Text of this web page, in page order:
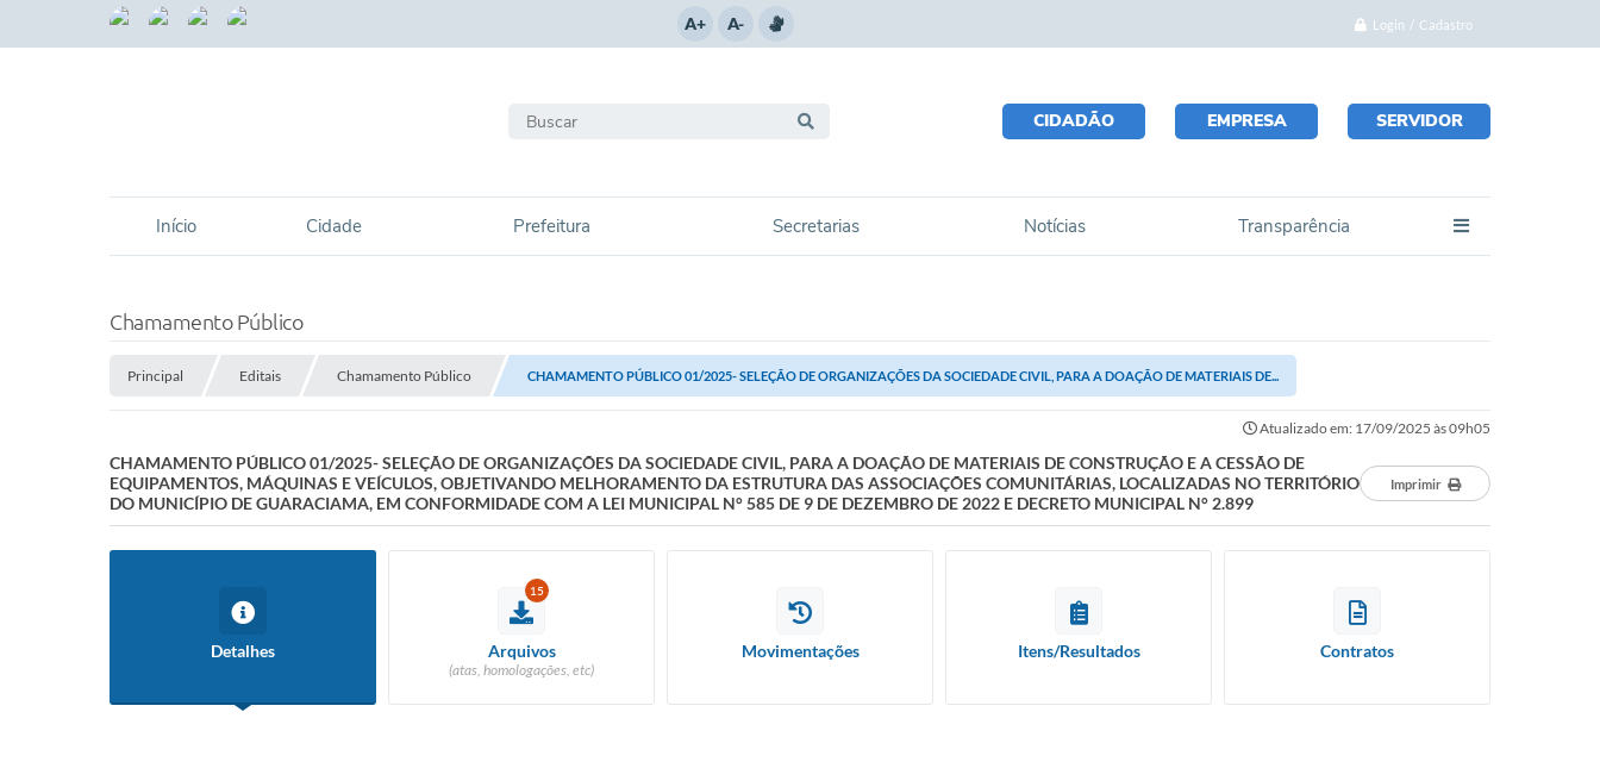
Login / Cadastro
A+ A-
CIDADÃO EMPRESA SERVIDOR
Início Cidade Prefeitura Secretarias Notícias Transparência
Chamamento Público
Principal Editais Chamamento Público CHAMAMENTO PÚBLICO 01/2025- SELEÇÃO DE ORGANIZAÇÕES DA SOCIEDADE CIVIL, PARA A DOAÇÃO DE MATERIAIS DE...
Atualizado em: 17/09/2025 às 09h05
CHAMAMENTO PÚBLICO 01/2025- SELEÇÃO DE ORGANIZAÇÕES DA SOCIEDADE CIVIL, PARA A DOAÇÃO DE MATERIAIS DE CONSTRUÇÃO E A CESSÃO DE
EQUIPAMENTOS, MÁQUINAS E VEÍCULOS, OBJETIVANDO MELHORAMENTO DA ESTRUTURA DAS ASSOCIAÇÕES COMUNITÁRIAS, LOCALIZADAS NO TERRITÓRIO
DO MUNICÍPIO DE GUARACIAMA, EM CONFORMIDADE COM A LEI MUNICIPAL N° 585 DE 9 DE DEZEMBRO DE 2022 E DECRETO MUNICIPAL N° 2.899
Imprimir
Detalhes
15
Arquivos
(atas, homologações, etc)
Movimentações Itens/Resultados Contratos